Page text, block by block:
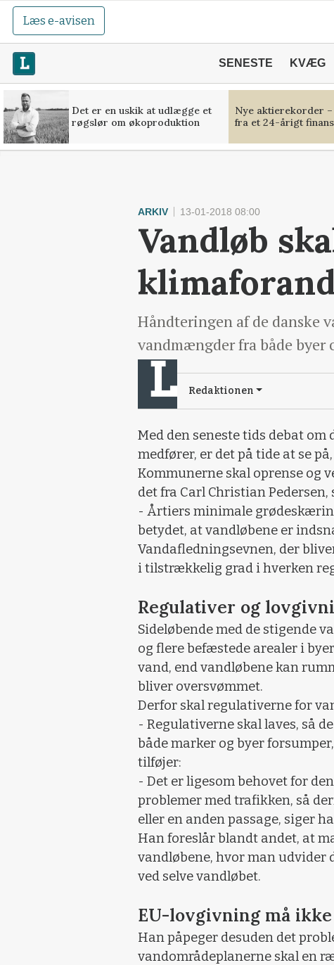
Læs e-avisen
SENESTE KVÆG
Det er en uskik at udlægge et
røgslør om økoproduktion
Nye aktierekorder
fra et 24-årigt
ARKIV 13-01-2018 08:00
Vandløb
Håndteringen af de danske
vandmængder fra både byer
Redaktionen
Med den seneste tids debat
medfører, er det på tide at se
Kommunerne skal oprense og
det fra Carl Christian
- Årtiers minimale
betydet, at vandløbene er
Vandafledningsevnen, der
i tilstrækkelig grad i hverken
Regulativer og
Sideløbende med de stigende
og flere befæstede arealer i
vand, end vandløbene kan
bliver oversvømmet.
Derfor skal regulativerne for
- Regulativerne skal laves, så
både marker og byer
tilføjer:
- Det er ligesom behovet for
problemer med trafikken, så
eller en anden passage, siger
Han foreslår blandt andet, at
vandløbene, hvor man udvider
ved selve vandløbet.
EU-lovgivning må
Han påpeger desuden det
vandområdeplanerne skal en